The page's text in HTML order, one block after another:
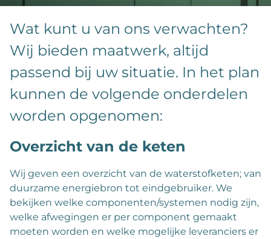
Wat kunt u van ons verwachten?
Wij bieden maatwerk, altijd
passend bij uw situatie. In het plan
kunnen de volgende onderdelen
worden opgenomen:
Overzicht van de keten
Wij geven een overzicht van de waterstofketen; van
duurzame energiebron tot eindgebruiker. We
bekijken welke componenten/systemen nodig zijn,
welke afwegingen er per component gemaakt
moeten worden en welke mogelijke leveranciers er